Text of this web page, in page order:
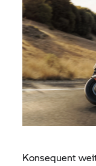
Konsequent